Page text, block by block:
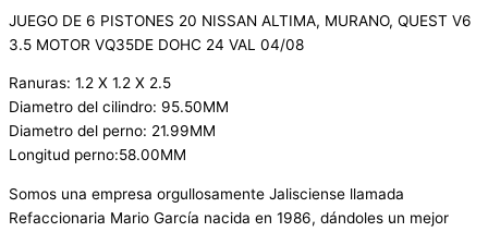
JUEGO DE 6 PISTONES 20 NISSAN ALTIMA, MURANO, QUEST V6
3.5 MOTOR VQ35DE DOHC 24 VAL 04/08
Ranuras: 1.2 X 1.2 X 2.5
Diametro del cilindro: 95.50MM
Diametro del perno: 21.99MM
Longitud perno:58.00MM
Somos una empresa orgullosamente Jalisciense llamada
Refaccionaria Mario García nacida en 1986, dándoles un mejor